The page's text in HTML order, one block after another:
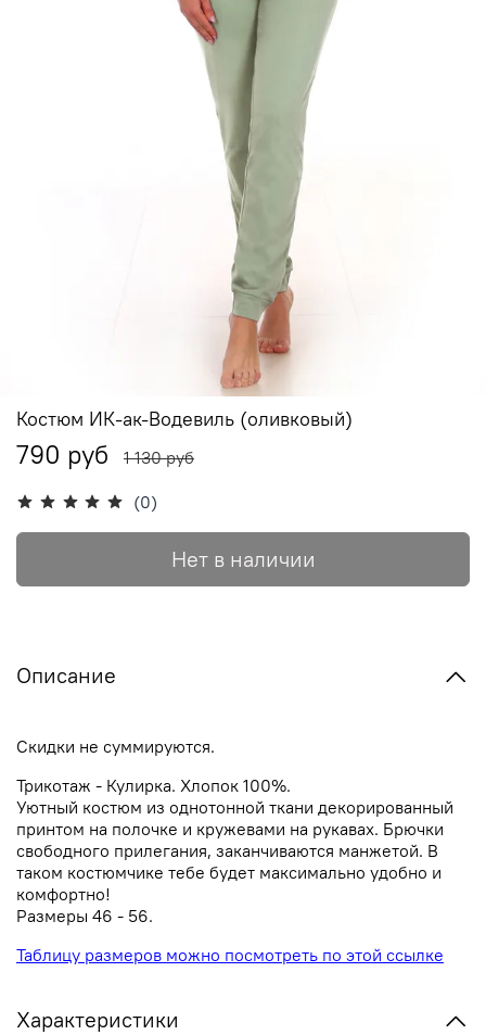
(0)
Костюм ИК-ак-Водевиль (оливковый)
790 руб 1 130 руб
Нет в наличии
Описание
Скидки не суммируются.
Трикотаж - Кулирка. Хлопок 100%.
Уютный костюм из однотонной ткани декорированный
принтом на полочке и кружевами на рукавах. Брючки
свободного прилегания, заканчиваются манжетой. В
таком костюмчике тебе будет максимально удобно и
комфортно!
Размеры 46 - 56.
Таблицу размеров можно посмотреть по этой ссылке
Характеристики